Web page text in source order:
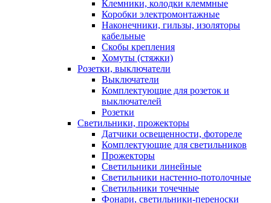
Клемники, колодки клеммные
Коробки электромонтажные
Наконечники, гильзы, изоляторы
кабельные
Скобы крепления
Хомуты (стяжки)
Розетки, выключатели
Выключатели
Комплектующие для розеток и
выключателей
Розетки
Светильники, прожекторы
Датчики освещенности, фотореле
Комплектующие для светильников
Прожекторы
Светильники линейные
Светильники настенно-потолочные
Светильники точечные
Фонари, светильники-переноски